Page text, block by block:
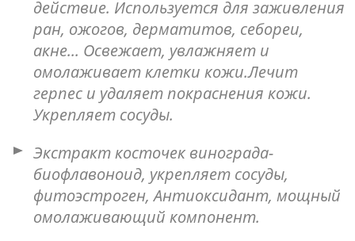
действие. Используется для заживления
ран, ожогов, дерматитов, себореи,
акне... Освежает, увлажняет и
омолаживает клетки кожи.Лечит
герпес и удаляет покраснения кожи.
Укрепляет сосуды.
Экстракт косточек винограда-
биофлавоноид, укрепляет сосуды,
фитоэстроген, Антиоксидант, мощный
омолаживающий компонент.